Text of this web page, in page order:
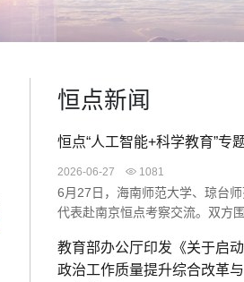
恒点新闻
恒点“人工智能+科学教育”专
2026-06-27 1081
6月27日，海南师范大学、琼台
代表赴南京恒点考察交流。双方
展示AI空间智能赋能实验中心建
统及课程编辑器实操，并结合典
教育部办公厅印发《关于启
政治工作质量提升综合改革